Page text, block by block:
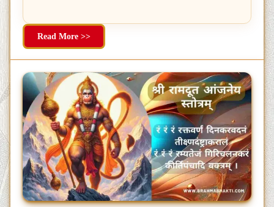
Read More >>